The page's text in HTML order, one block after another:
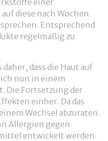
einer
diese nach Wochen
Entsprechend
regelmäßig zu
dass die Haut auf
nun in einem
Die Fortsetzung der
einher. Da das
Wechsel abzuraten.
Allergien gegen
entwickelt werden.